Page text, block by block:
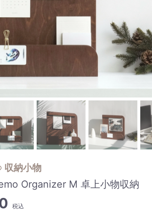
収納小物
Organizer M 卓上小物収納
税込